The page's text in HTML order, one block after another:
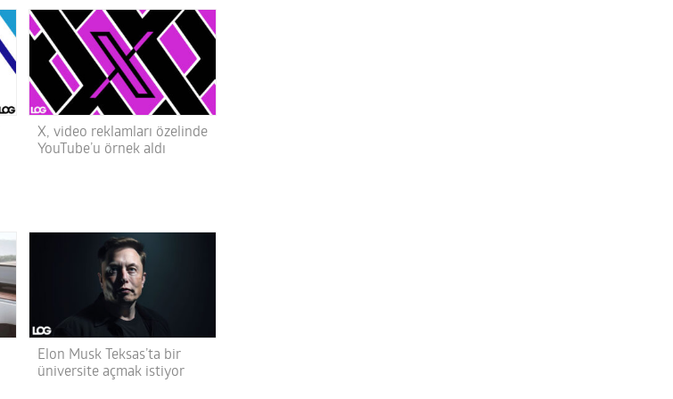
X, video reklamları özelinde
YouTube’u örnek aldı
Elon Musk Teksas’ta bir
üniversite açmak istiyor